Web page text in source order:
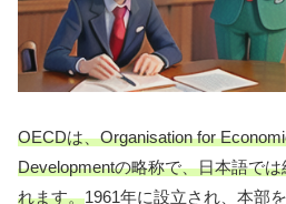
OECDは、Organisation for
Developmentの略称で、日本語で
れます。1961年に設立され、本部